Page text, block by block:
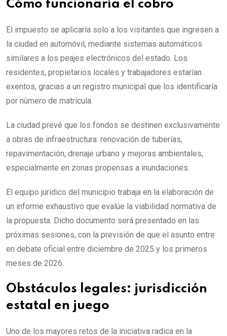
Cómo funcionaría el cobro
El impuesto se aplicaría solo a los visitantes que ingresen a
la ciudad en automóvil, mediante sistemas automáticos
similares a los peajes electrónicos del estado. Los
residentes, propietarios locales y trabajadores estarían
exentos, gracias a un registro municipal que los identificaría
por número de matrícula.
La ciudad prevé que los fondos se destinen exclusivamente
a obras de infraestructura: renovación de tuberías,
repavimentación, drenaje urbano y mejoras ambientales,
especialmente en zonas propensas a inundaciones.
El equipo jurídico del municipio trabaja en la elaboración de
un informe exhaustivo que evalúe la viabilidad normativa de
la propuesta. Dicho documento será presentado en las
próximas sesiones, con la previsión de que el asunto entre
en debate oficial entre diciembre de 2025 y los primeros
meses de 2026.
Obstáculos legales: jurisdicción
estatal en juego
Uno de los mayores retos de la iniciativa radica en la